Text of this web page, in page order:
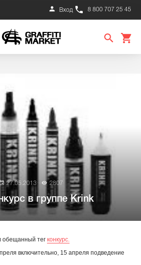
8 800 707 25 45
Вход
27.05.2013 2807
в группе Krink
обещанный тег конкурс.
включительно, 15 апреля подведение